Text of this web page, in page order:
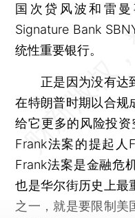
国次贷风波和雷
Signature Bank
统性重要银行。
正是因为没有达
在特朗普时期以合规
给它更多的风险投
Frank法案的提起人
Frank法案是金融危
也是华尔街历史上最
之一，就是要限制美